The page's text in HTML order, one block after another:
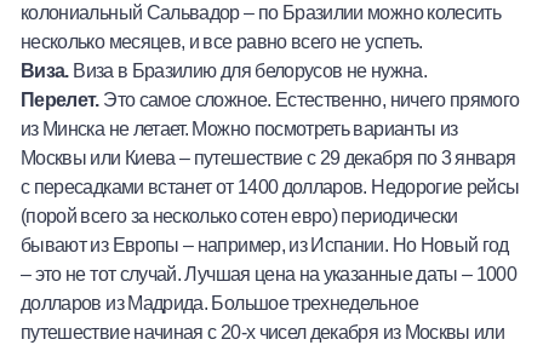
колониальный Сальвадор – по Бразилии можно колесить
несколько месяцев, и все равно всего не успеть.
Виза.Виза в Бразилию для белорусов не нужна.
Перелет.Это самое сложное. Естественно, ничего прямого
из Минска не летает. Можно посмотреть варианты из
Москвы или Киева – путешествие с 29 декабря по 3 января
с пересадками встанет от 1400 долларов. Недорогие рейсы
(порой всего за несколько сотен евро) периодически
бывают из Европы – например, из Испании. Но Новый год
– это не тот случай. Лучшая цена на указанные даты – 1000
долларов из Мадрида. Большое трехнедельное
путешествие начиная с 20-х чисел декабря из Москвы или